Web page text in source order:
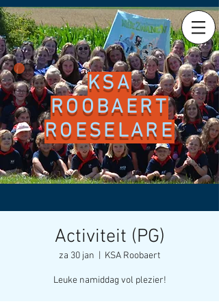
KSA
ROOBAERT
ROESELARE
Activiteit (PG)
za 30 jan KSA Roobaert
Leuke namiddag vol plezier!